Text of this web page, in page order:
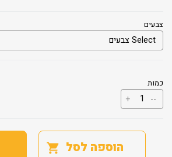
צבעים
כמות
--
כמות
של
+
הוספה לסל